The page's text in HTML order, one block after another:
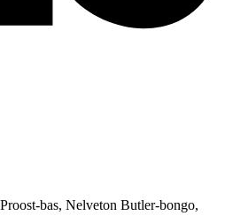
bas, Nelveton Butler-bongo,